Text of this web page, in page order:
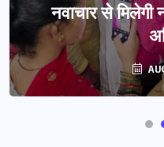
नवाचार से